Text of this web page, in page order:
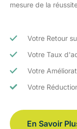
mesure de la
Votre Retour
Votre Taux
Votre
Votre
En Savoir